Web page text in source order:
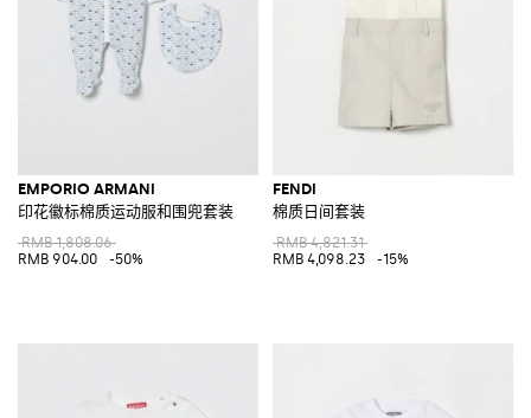
EMPORIO ARMANI
印花徽标棉质运动服和围兜套装
RMB 1,808.06
RMB 904.00
-50%
FENDI
棉质日间套装
RMB 4,821.31
RMB 4,098.23
-15%